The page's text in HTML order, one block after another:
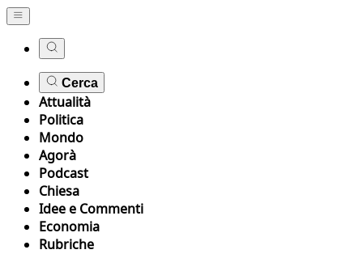
Cerca
Attualità
Politica
Mondo
Agorà
Podcast
Chiesa
Idee e Commenti
Economia
Rubriche